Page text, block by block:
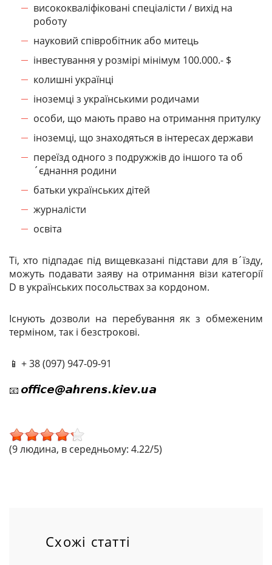
висококваліфіковані спеціалісти / вихід на
роботу
науковий співробітник або митець
інвестування у розмірі мінімум 100.000.- $
колишні українці
іноземці з українськими родичами
особи, що мають право на отримання притулку
іноземці, що знаходяться в інтересах держави
переїзд одного з подружжів до іншого та об
´єднання родини
батьки українських дітей
журналісти
освіта
Ті, хто підпадає під вищевказані підстави для в´їзду,
можуть подавати заяву на отримання візи категорії
D в українських посольствах за кордоном.
Існують дозволи на перебування як з обмеженим
терміном, так і безстрокові.
📱 + 38 (097) 947-09-91
📧
(9 людина, в середньому: 4.22/5)
Схожі статті